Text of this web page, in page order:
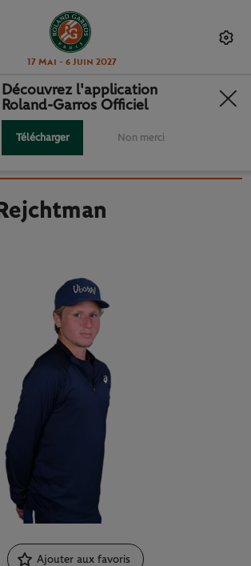
17 Mai - 6 Juin 2027
et joueurs
: FICHE
Ajouter aux favoris
Découvrez l'application
Roland-Garros Officiel
Télécharger Non merci